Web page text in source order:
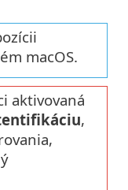
macOS.
aktivovaná
,